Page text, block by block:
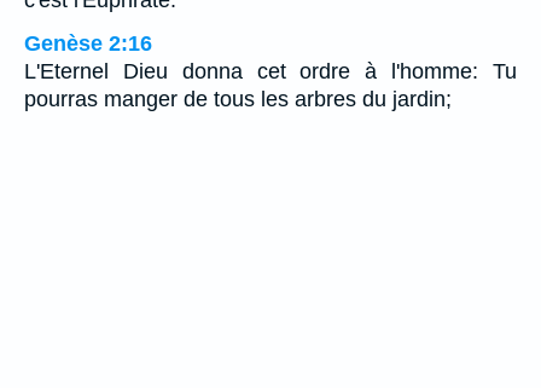
Genèse 2:16
L'Eternel Dieu donna cet ordre à l'homme: Tu
pourras manger de tous les arbres du jardin;